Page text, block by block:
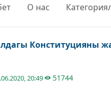
О нас
Конституцияны
20:49
51744